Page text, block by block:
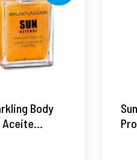
Body
Aceite